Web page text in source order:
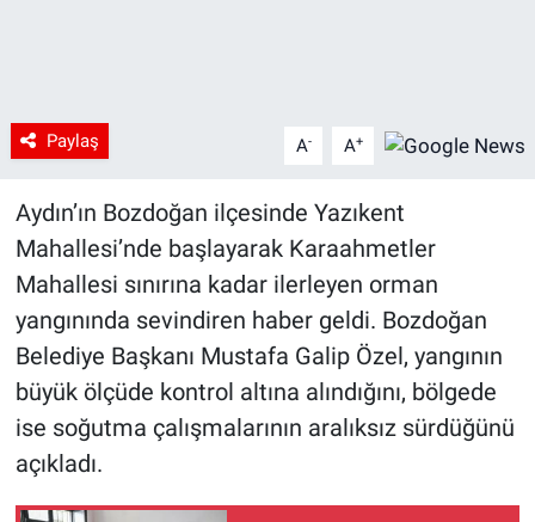
Paylaş A- A+
Aydın’ın Bozdoğan ilçesinde Yazıkent
Mahallesi’nde başlayarak Karaahmetler
Mahallesi sınırına kadar ilerleyen orman
yangınında sevindiren haber geldi. Bozdoğan
Belediye Başkanı Mustafa Galip Özel, yangının
büyük ölçüde kontrol altına alındığını, bölgede
ise soğutma çalışmalarının aralıksız sürdüğünü
açıkladı.